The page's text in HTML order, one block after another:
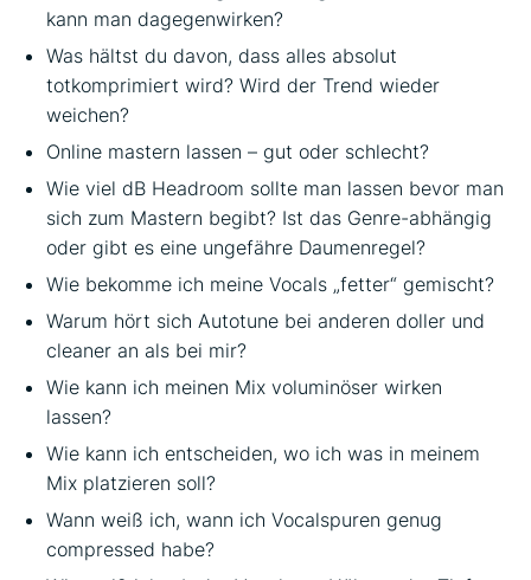
kann man dagegenwirken?
Was hältst du davon, dass alles absolut
totkomprimiert wird? Wird der Trend wieder
weichen?
Online mastern lassen – gut oder schlecht?
Wie viel dB Headroom sollte man lassen bevor man
sich zum Mastern begibt? Ist das Genre-abhängig
oder gibt es eine ungefähre Daumenregel?
Wie bekomme ich meine Vocals „fetter“ gemischt?
Warum hört sich Autotune bei anderen doller und
cleaner an als bei mir?
Wie kann ich meinen Mix voluminöser wirken
lassen?
Wie kann ich entscheiden, wo ich was in meinem
Mix platzieren soll?
Wann weiß ich, wann ich Vocalspuren genug
compressed habe?